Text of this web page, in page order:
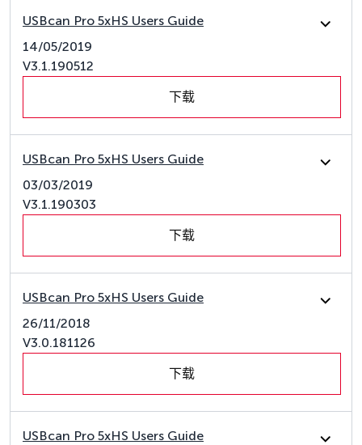
USBcan Pro 5xHS Users Guide
14/05/2019
V3.1.190512
下载
USBcan Pro 5xHS Users Guide
03/03/2019
V3.1.190303
下载
USBcan Pro 5xHS Users Guide
26/11/2018
V3.0.181126
下载
USBcan Pro 5xHS Users Guide